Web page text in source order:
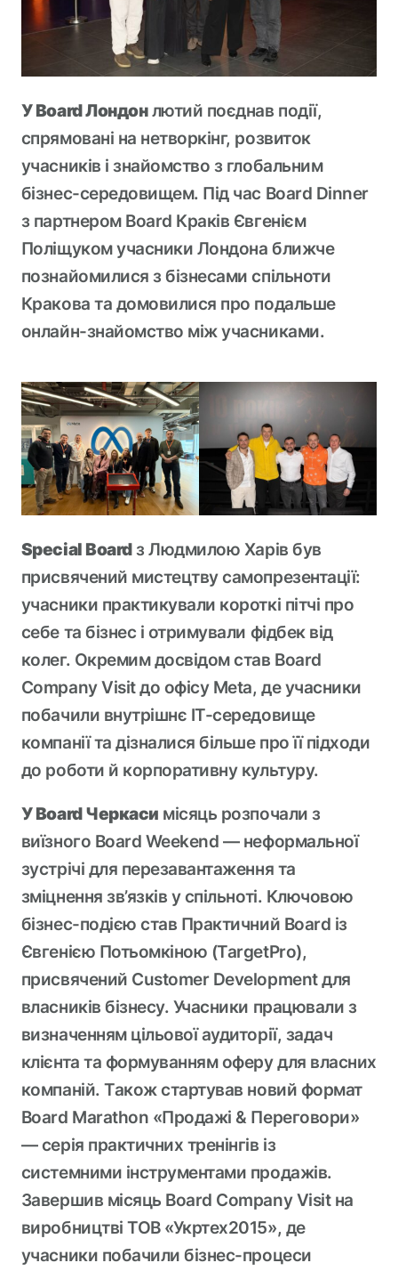
У Board Лондонлютий поєднав події,
спрямовані на нетворкінг, розвиток
учасників і знайомство з глобальним
бізнес-середовищем. Під час Board Dinner
з партнером Board Краків Євгенієм
Поліщуком учасники Лондона ближче
познайомилися з бізнесами спільноти
Кракова та домовилися про подальше
онлайн-знайомство між учасниками.
Special Boardз Людмилою Харів був
присвячений мистецтву самопрезентації:
учасники практикували короткі пітчі про
себе та бізнес і отримували фідбек від
колег. Окремим досвідом став Board
Company Visit до офісу Meta, де учасники
побачили внутрішнє ІТ-середовище
компанії та дізналися більше про її підходи
до роботи й корпоративну культуру.
У Board Черкаси місяць розпочали з
виїзного Board Weekend — неформальної
зустрічі для перезавантаження та
зміцнення зв’язків у спільноті. Ключовою
бізнес-подією став Практичний Board із
Євгенією Потьомкіною (TargetPro),
присвячений Customer Development для
власників бізнесу. Учасники працювали з
визначенням цільової аудиторії, задач
клієнта та формуванням оферу для власних
компаній. Також стартував новий формат
Board Marathon «Продажі & Переговори»
— серія практичних тренінгів із
системними інструментами продажів.
Завершив місяць Board Company Visit на
виробництві ТОВ «Укртех2015», де
учасники побачили бізнес-процеси